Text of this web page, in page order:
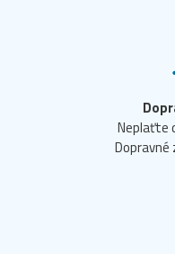
Neplaťte
Dopravné